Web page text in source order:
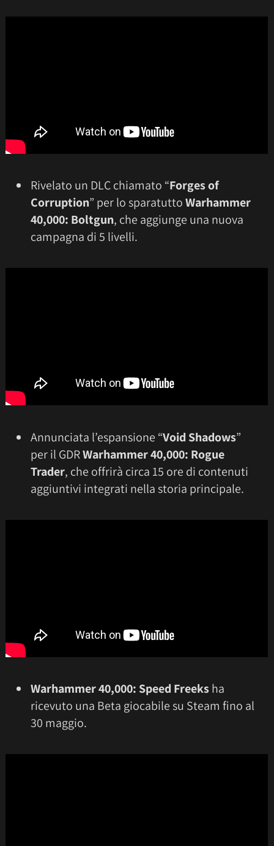
Rivelato un DLC chiamato “Forges of
Corruption” per lo sparatuttoWarhammer
40,000: Boltgun, che aggiunge una nuova
campagna di 5 livelli.
Annunciata l’espansione “Void Shadows”
per il GDRWarhammer 40,000: Rogue
Trader, che offrirà circa 15 ore di contenuti
aggiuntivi integrati nella storia principale.
Warhammer 40,000: Speed Freeksha
ricevuto una Beta giocabile su Steam fino al
30 maggio.